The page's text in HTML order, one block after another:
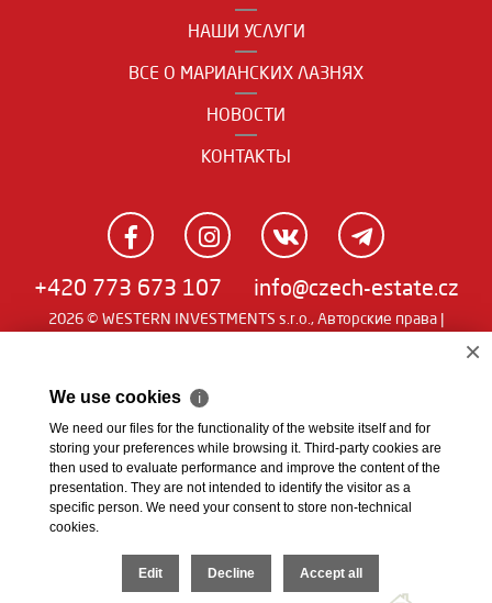
НАШИ УСЛУГИ
ВСЕ О МАРИАНСКИХ ЛАЗНЯХ
НОВОСТИ
КОНТАКТЫ
+420 773 673 107 info@czech-estate.cz
2026 © WESTERN INVESTMENTS s.r.o., Авторские права |
×
We use cookies ℹ
We need our files for the functionality of the website itself and for
storing your preferences while browsing it. Third-party cookies are
then used to evaluate performance and improve the content of the
presentation. They are not intended to identify the visitor as a
specific person. We need your consent to store non-technical
cookies.
Edit Decline Accept all